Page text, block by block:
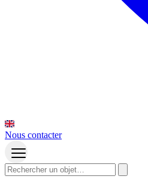
Nous contacter